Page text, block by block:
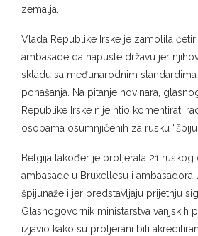
zemalja.
Vlada Republike Irske je zamolila
ambasade da napuste državu jer
skladu sa međunarodnim
ponašanja. Na pitanje novinara,
Republike Irske nije htio komentirati
osobama osumnjičenih za rusku
Belgija također je protjerala 21
ambasade u Bruxellesu i
špijunaže i jer predstavljaju prijetnju
Glasnogovornik ministarstva vanjskih
izjavio kako su protjerani bili